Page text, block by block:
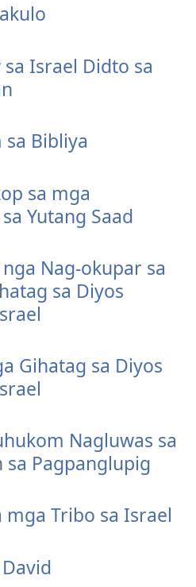
Israel Didto sa
sa Bibliya
sa mga
Yutang Saad
Nag-okupar sa
sa Diyos
Gihatag sa Diyos
Nagluwas sa
sa Pagpanglupig
mga Tribo sa Israel